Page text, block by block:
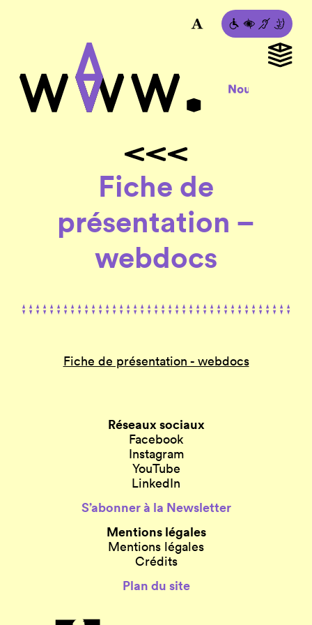
Fiche de
présentation –
webdocs
Fiche de présentation - webdocs
Réseaux sociaux
Facebook
Instagram
YouTube
LinkedIn
S’abonner à la Newsletter
Mentions légales
Mentions légales
Crédits
Plan du site